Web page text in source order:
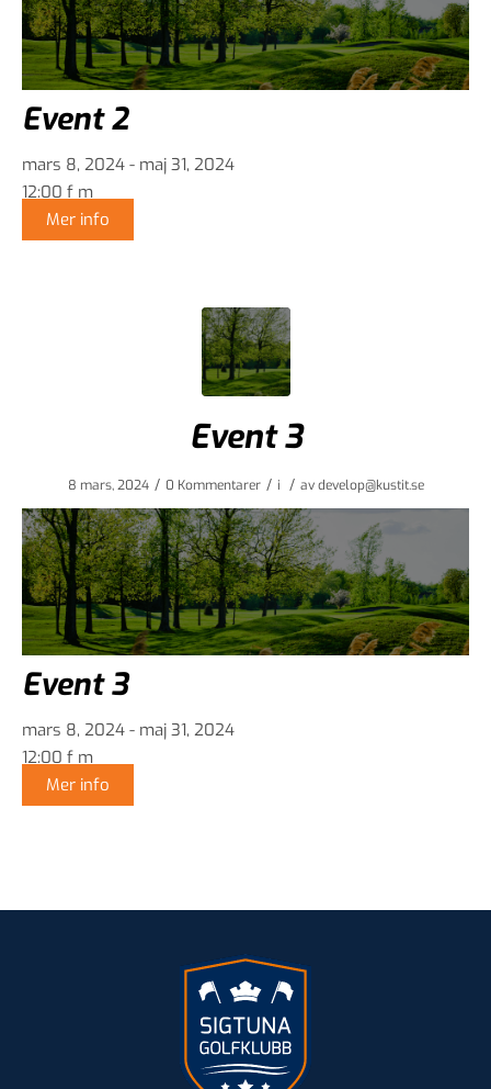
Event 2
mars 8, 2024 - maj 31, 2024
12:00 f m
Mer info
Event 3
8 mars, 2024 / 0 Kommentarer / i / avdevelop@kustit.se
Event 3
mars 8, 2024 - maj 31, 2024
12:00 f m
Mer info